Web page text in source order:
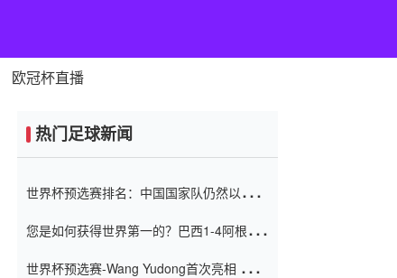
欧冠杯直播
热门足球新闻
世界杯预选赛排名：中国国家队仍然以6分
您是如何获得世界第一的？巴西1-4阿根
世界杯预选赛-Wang Yudong首次亮相 中国